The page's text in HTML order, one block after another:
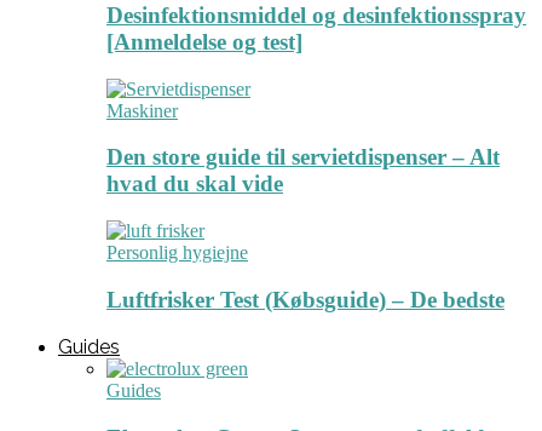
Desinfektionsmiddel og desinfektionsspray
[Anmeldelse og test]
Maskiner
Den store guide til servietdispenser – Alt
hvad du skal vide
Personlig hygiejne
Luftfrisker Test (Købsguide) – De bedste
Guides
Guides